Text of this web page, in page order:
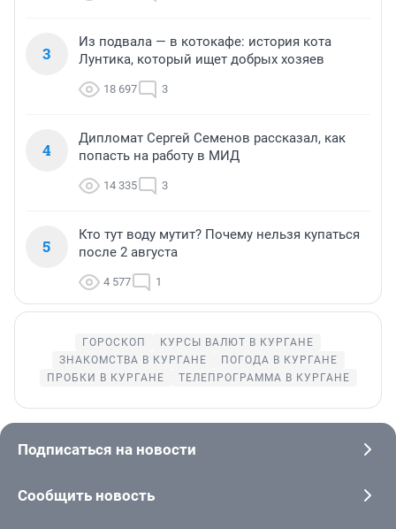
3
Из подвала — в котокафе: история кота
Лунтика, который ищет добрых хозяев
18 697 3
4
Дипломат Сергей Семенов рассказал, как
попасть на работу в МИД
14 335 3
5
Кто тут воду мутит? Почему нельзя купаться
после 2 августа
4 577 1
ГОРОСКОП
КУРСЫ ВАЛЮТ В КУРГАНЕ
ЗНАКОМСТВА В КУРГАНЕ
ПОГОДА В КУРГАНЕ
ПРОБКИ В КУРГАНЕ
ТЕЛЕПРОГРАММА В КУРГАНЕ
Подписаться на новости
Сообщить новость